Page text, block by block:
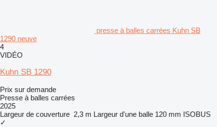
presse à balles carrées Kuhn SB
1290 neuve
4
VIDÉO
Kuhn SB 1290
Prix sur demande
Presse à balles carrées
2025
Largeur de couverture 2,3 m Largeur d'une balle 120 mm ISOBUS
✓